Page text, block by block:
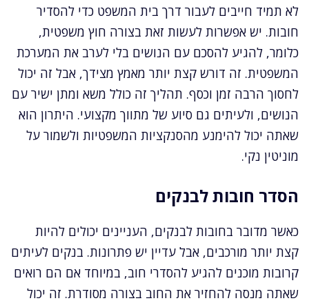
לא תמיד חייבים לעבור דרך בית המשפט כדי להסדיר
חובות. יש אפשרות לעשות זאת בצורה חוץ משפטית,
כלומר, להגיע להסכם עם הנושים בלי לערב את המערכת
המשפטית. זה דורש קצת יותר מאמץ מצידך, אבל זה יכול
לחסוך הרבה זמן וכסף. תהליך זה כולל משא ומתן ישיר עם
הנושים, ולעיתים גם סיוע של מתווך מקצועי. היתרון הוא
שאתה יכול להימנע מהסנקציות המשפטיות ולשמור על
מוניטין נקי.
הסדר חובות לבנקים
כאשר מדובר בחובות לבנקים, העניינים יכולים להיות
קצת יותר מורכבים, אבל עדיין יש פתרונות. בנקים לעיתים
קרובות מוכנים להגיע להסדרי חוב, במיוחד אם הם רואים
שאתה מנסה להחזיר את החוב בצורה מסודרת. זה יכול